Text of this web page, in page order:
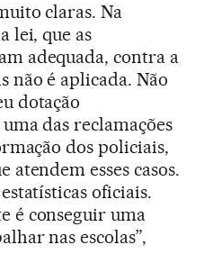
claras. Na
lei, que as
adequada, contra a
não é aplicada. Não
dotação
das reclamações
dos policiais,
atendem esses casos.
oficiais.
é conseguir uma
nas escolas”,